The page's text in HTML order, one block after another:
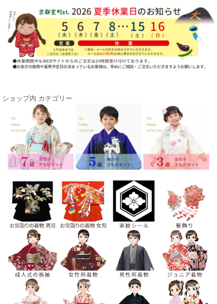
ショップ内 カテゴリー